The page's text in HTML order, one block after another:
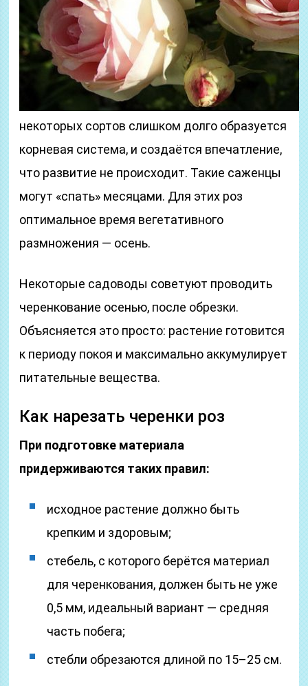
некоторых сортов слишком долго образуется
корневая система, и создаётся впечатление,
что развитие не происходит. Такие саженцы
могут «спать» месяцами. Для этих роз
оптимальное время вегетативного
размножения — осень.
Некоторые садоводы советуют проводить
черенкование осенью, после обрезки.
Объясняется это просто: растение готовится
к периоду покоя и максимально аккумулирует
питательные вещества.
Как нарезать черенки роз
При подготовке материала
придерживаются таких правил:
исходное растение должно быть
крепким и здоровым;
стебель, с которого берётся материал
для черенкования, должен быть не уже
0,5 мм, идеальный вариант — средняя
часть побега;
стебли обрезаются длиной по 15–25 см.